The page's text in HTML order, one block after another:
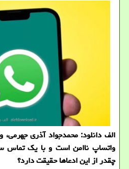
الف دانلود: محمدجواد آذری جهرمی،
واتساپ ناامن است و با یک تماس
چقدر از این ادعاها حقیقت دارد؟